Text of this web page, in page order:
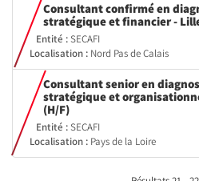
Consultant confirmé en
stratégique et financier -
Entité :SECAFI
Localisation : Nord Pas de Calais
Consultant senior en
stratégique et
(H/F)(Nouvelle
fenêtre)
Entité :SECAFI
Localisation : Pays de la Loire